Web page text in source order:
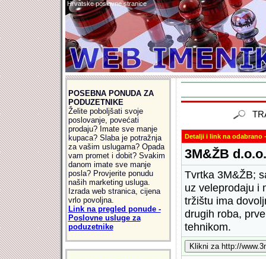
Hrvatske poslovne stranice
POSEBNA PONUDA ZA
PODUZETNIKE
Želite poboljšati svoje
poslovanje, povećati
prodaju? Imate sve manje
kupaca? Slaba je potražnja
za vašim uslugama? Opada
vam promet i dobit? Svakim
danom imate sve manje
posla? Provjerite ponudu
naših marketing usluga.
Izrada web stranica, cijena
vrlo povoljna.
Link na pregled ponude -
Poslovne usluge za
poduzetnike
Detalji i link na odabrano
3M&ŽB d.o.o.
Tvrtka 3M&ŽB;
uz veleprodaju i
tržištu ima
drugih roba,
tehnikom.